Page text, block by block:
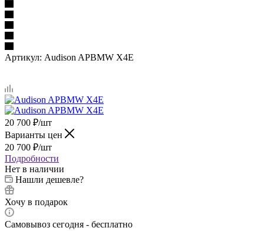
Артикул: Audison APBMW X4E
20 700 ₽/шт
Варианты цен
20 700 ₽/шт
Подробности
Нет в наличии
Нашли дешевле?
Хочу в подарок
Самовывоз сегодня - бесплатно